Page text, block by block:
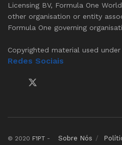
Licensing BV, Formula One
other organisation or entity
Formula One governing
Copyrighted material used under
Redes Sociais
Sobre Nós
© 2020 F1PT -